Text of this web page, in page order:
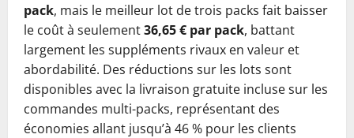
pack, mais le meilleur lot de trois packs fait baisser
le coût à seulement36,65 € par pack, battant
largement les suppléments rivaux en valeur et
abordabilité. Des réductions sur les lots sont
disponibles avec la livraison gratuite incluse sur les
commandes multi-packs, représentant des
économies allant jusqu’à 46 % pour les clients